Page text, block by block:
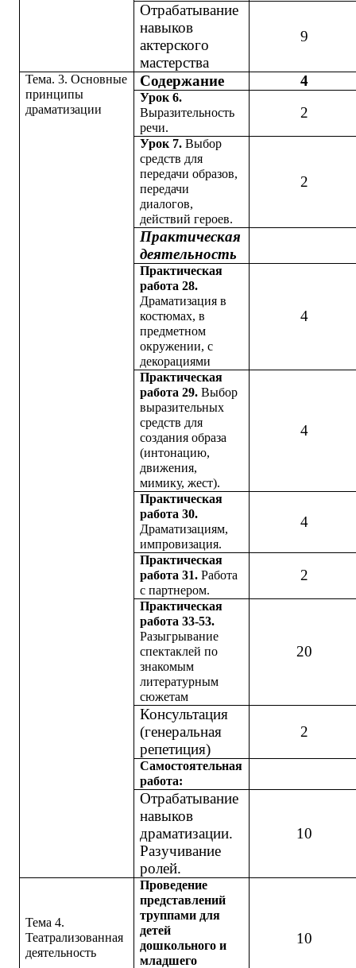
Отрабатывание
навыков
актерского
мастерства
9
Тема. 3. Основные
принципы
драматизации
Содержание 4
Урок 6.
Выразительность
речи.
2
Урок 7.Выбор
средств для
передачи образов,
передачи
диалогов,
действий героев.
2
Практическая
деятельность
Практическая
работа 28.
Драматизация в
костюмах, в
предметном
окружении, с
декорациями
4
Практическая
работа 29.Выбор
выразительных
средств для
создания образа
(интонацию,
движения,
мимику, жест).
4
Практическая
работа 30.
Драматизациям,
импровизация.
4
Практическая
работа 31.Работа
с партнером.
2
Практическая
работа 33-53.
Разыгрывание
спектаклей по
знакомым
литературным
сюжетам
20
Консультация
(генеральная
репетиция)
2
Самостоятельная
работа:
Отрабатывание
навыков
драматизации.
Разучивание
ролей.
10
Тема 4.
Театрализованная
деятельность
Проведение
представлений
труппами для
детей
дошкольного и
младшего
10